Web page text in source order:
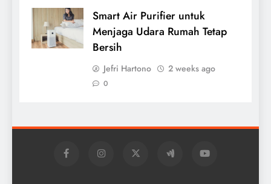
Smart Air Purifier untuk
Menjaga Udara Rumah Tetap
Bersih
Jefri Hartono 2 weeks ago
0